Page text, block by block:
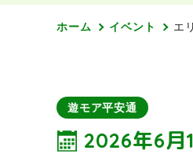
ホーム イベント エ
遊モア平安通
2026年6月